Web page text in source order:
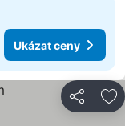
Ukázat ceny
Sdílet